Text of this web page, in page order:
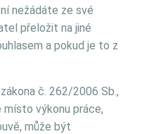
nežádáte ze své
přeložit na jiné
a pokud je to z
zákona č. 262/2006 Sb.,
místo výkonu práce,
může být